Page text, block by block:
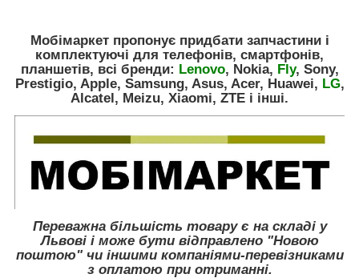
Мобімаркет пропонує придбати запчастини і
комплектуючі для телефонів, смартфонів,
планшетів, всі бренди: Lenovo, Nokia, Fly, Sony,
Prestigio, Apple, Samsung, Asus, Acer, Huawei, LG,
Alcatel, Meizu, Xiaomi, ZTE і інші.
Переважна більшість товару є на складі у
Львові і може бути відправлено "Новою
поштою" чи іншими компаніями-перевізниками
з оплатою при отриманні.